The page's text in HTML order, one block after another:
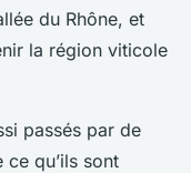
du Rhône, et
la région viticole
passés par de
ce qu’ils sont